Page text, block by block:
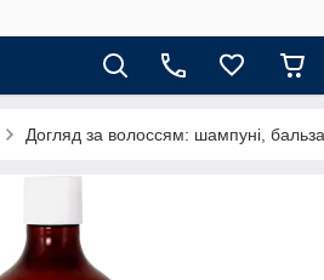
Догляд за волоссям: шампуні,